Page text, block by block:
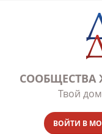
СООБЩЕСТВА
Твой
ВОЙТИ В